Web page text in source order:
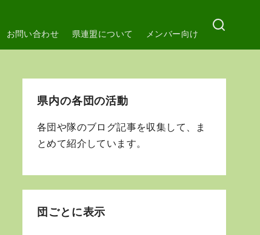
お問い合わせ 県連盟について メンバー向け
県内の各団の活動
各団や隊のブログ記事を収集して、ま
とめて紹介しています。
団ごとに表示